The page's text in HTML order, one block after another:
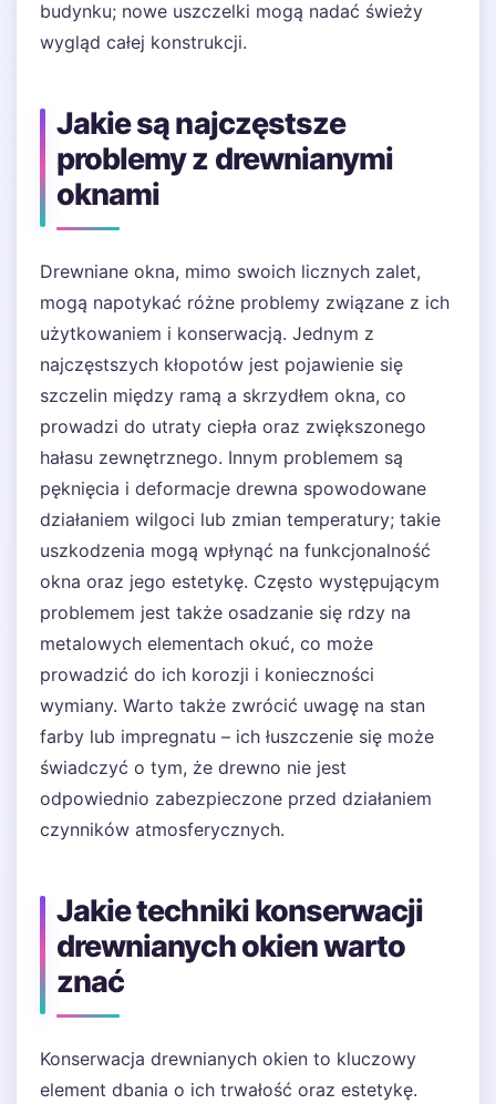
budynku; nowe uszczelki mogą nadać świeży
wygląd całej konstrukcji.
Jakie są najczęstsze
problemy z drewnianymi
oknami
Drewniane okna, mimo swoich licznych zalet,
mogą napotykać różne problemy związane z ich
użytkowaniem i konserwacją. Jednym z
najczęstszych kłopotów jest pojawienie się
szczelin między ramą a skrzydłem okna, co
prowadzi do utraty ciepła oraz zwiększonego
hałasu zewnętrznego. Innym problemem są
pęknięcia i deformacje drewna spowodowane
działaniem wilgoci lub zmian temperatury; takie
uszkodzenia mogą wpłynąć na funkcjonalność
okna oraz jego estetykę. Często występującym
problemem jest także osadzanie się rdzy na
metalowych elementach okuć, co może
prowadzić do ich korozji i konieczności
wymiany. Warto także zwrócić uwagę na stan
farby lub impregnatu – ich łuszczenie się może
świadczyć o tym, że drewno nie jest
odpowiednio zabezpieczone przed działaniem
czynników atmosferycznych.
Jakie techniki konserwacji
drewnianych okien warto
znać
Konserwacja drewnianych okien to kluczowy
element dbania o ich trwałość oraz estetykę.